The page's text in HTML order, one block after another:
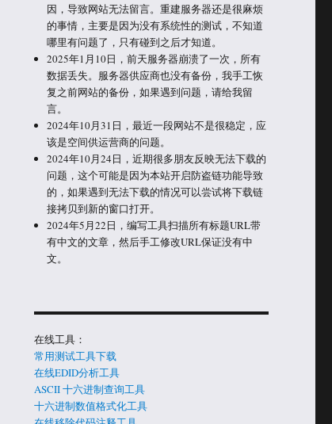
因，导致网站无法留言。重建服务器还是很麻烦
的事情，主要是因为没有系统性的测试，不知道
哪里有问题了，只有碰到之后才知道。
2025年1月10日，前天服务器崩溃了一次，所有
数据丢失。服务器供应商也没有备份，我手工恢
复之前网站的备份，如果遇到问题，请给我留
言。
2024年10月31日，最近一段网站不是很稳定，应
该是空间供运营商的问题。
2024年10月24日，近期很多朋友反映无法下载的
问题，这个可能是因为本站开启防盗链功能导致
的，如果遇到无法下载的情况可以尝试将下载链
接拷贝到新的窗口打开。
2024年5月22日，编写工具扫描所有标题URL带
有中文的文章，然后手工修改URL保证没有中
文。
在线工具：
常用测试工具下载
在线EDID分析工具
ASCII 十六进制查询工具
十六进制数值格式化工具